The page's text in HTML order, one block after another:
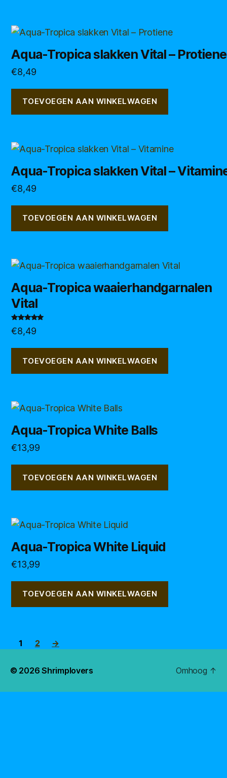
Aqua-Tropica slakken Vital – Protiene
€8,49
TOEVOEGEN AAN WINKELWAGEN
Aqua-Tropica slakken Vital –
€8,49
TOEVOEGEN AAN WINKELWAGEN
Aqua-Tropica waaierhandgarnalen
Vital
Gewaardeerd
5.00 uit 5
€8,49
TOEVOEGEN AAN WINKELWAGEN
Aqua-Tropica White Balls
€13,99
TOEVOEGEN AAN WINKELWAGEN
Aqua-Tropica White Liquid
€13,99
TOEVOEGEN AAN WINKELWAGEN
1 2 →
© 2026Shrimplovers Omhoog ↑